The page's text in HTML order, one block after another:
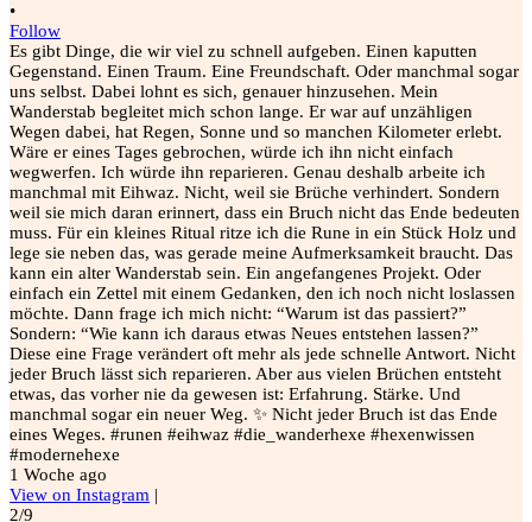
•
Follow
Es gibt Dinge, die wir viel zu schnell aufgeben. Einen kaputten
Gegenstand. Einen Traum. Eine Freundschaft. Oder manchmal sogar
uns selbst. Dabei lohnt es sich, genauer hinzusehen. Mein
Wanderstab begleitet mich schon lange. Er war auf unzähligen
Wegen dabei, hat Regen, Sonne und so manchen Kilometer erlebt.
Wäre er eines Tages gebrochen, würde ich ihn nicht einfach
wegwerfen. Ich würde ihn reparieren. Genau deshalb arbeite ich
manchmal mit Eihwaz. Nicht, weil sie Brüche verhindert. Sondern
weil sie mich daran erinnert, dass ein Bruch nicht das Ende bedeuten
muss. Für ein kleines Ritual ritze ich die Rune in ein Stück Holz und
lege sie neben das, was gerade meine Aufmerksamkeit braucht. Das
kann ein alter Wanderstab sein. Ein angefangenes Projekt. Oder
einfach ein Zettel mit einem Gedanken, den ich noch nicht loslassen
möchte. Dann frage ich mich nicht: “Warum ist das passiert?”
Sondern: “Wie kann ich daraus etwas Neues entstehen lassen?”
Diese eine Frage verändert oft mehr als jede schnelle Antwort. Nicht
jeder Bruch lässt sich reparieren. Aber aus vielen Brüchen entsteht
etwas, das vorher nie da gewesen ist: Erfahrung. Stärke. Und
manchmal sogar ein neuer Weg. ✨ Nicht jeder Bruch ist das Ende
eines Weges. #runen #eihwaz #die_wanderhexe #hexenwissen
#modernehexe
1 Woche ago
View on Instagram |
2/9